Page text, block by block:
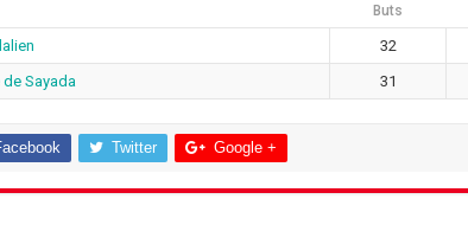
Buts
32
Sayada
31
Twitter Google +